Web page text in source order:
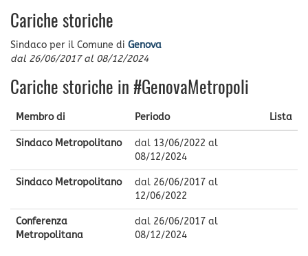
Cariche storiche
Sindaco per il Comune di Genova
dal 26/06/2017al 08/12/2024
Cariche storiche in #GenovaMetropoli
Membro di Periodo Lista
Sindaco Metropolitano dal 13/06/2022 al
08/12/2024
Sindaco Metropolitano dal 26/06/2017 al
12/06/2022
Conferenza
Metropolitana
dal 26/06/2017 al
08/12/2024